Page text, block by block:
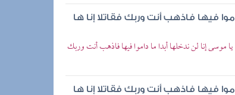
فيها فاذهب أنت وربك فقاتلا إنا ها
يا موسى إنا لن ندخلها أبدا ما داموا فيها فاذهب أنت وربك
فيها فاذهب أنت وربك فقاتلا إنا ها